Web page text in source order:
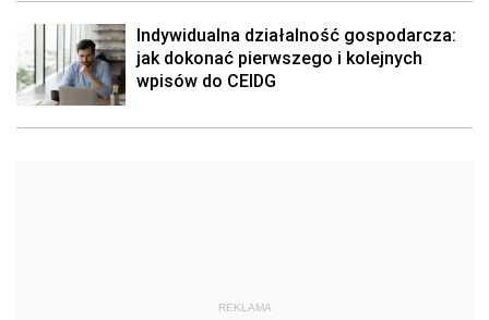
Indywidualna działalność gospodarcza:
jak dokonać pierwszego i kolejnych
wpisów do CEIDG
REKLAMA